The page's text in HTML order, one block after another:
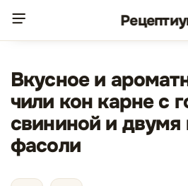
Рецепт
Вкусное и
чили кон карне с
свининой и
фасоли